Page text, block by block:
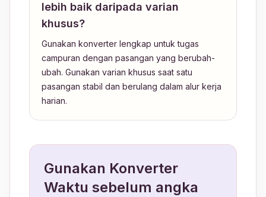
lebih baik daripada varian
khusus?
Gunakan konverter lengkap untuk tugas
campuran dengan pasangan yang berubah-
ubah. Gunakan varian khusus saat satu
pasangan stabil dan berulang dalam alur kerja
harian.
Gunakan Konverter
Waktu sebelum angka